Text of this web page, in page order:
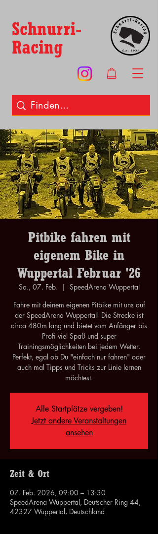
Schnurri-
Racing
Pitbike fahren mit
eigenem Bike in
Wuppertal Februar '26
Sa., 07. Feb.
  |
SpeedArena Wuppertal
Fahre mit deinem eigenen Pitbike mit uns auf
der SpeedArena Wuppertal! Die Strecke ist
circa 480m lang und bietet vom Anfänger bis
Profi viel Spaß und super
Trainingsmöglichkeiten bei jedem Wetter.
Perfekt, egal ob Du "einfach nur fahren" oder
auch mal Tipps und Tricks zur Linie lernen
möchtest.
Alle Startplätze vergeben!
Jetzt andere Veranstaltungen
ansehen
Zeit & Ort
07. Feb. 2026, 09:00 – 13:30
SpeedArena Wuppertal, Deutscher Ring 44,
42327 Wuppertal, Deutschland